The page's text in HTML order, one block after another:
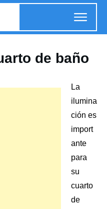
de baño
La
ilumina
ción es
import
ante
para
su
cuarto
de